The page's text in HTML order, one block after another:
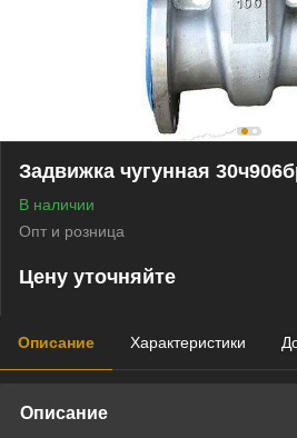
Задвижка чугунная
В наличии
Опт и розница
Цену уточняйте
Описание Характеристики
Описание